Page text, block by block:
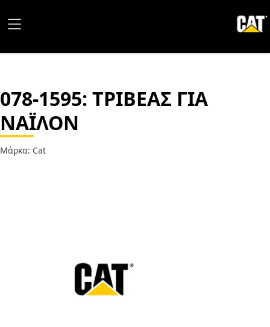
078-1595: ΤΡΙΒΕΑΣ ΓΙΑ
ΝΑΪΛΟΝ
Μάρκα: Cat